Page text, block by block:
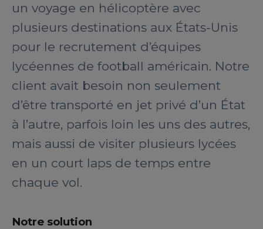
un voyage en hélicoptère avec
plusieurs destinations aux États-Unis
pour le recrutement d’équipes
lycéennes de football américain. Notre
client avait besoin non seulement
d’être transporté en jet privé d’un État
à l’autre, parfois loin les uns des autres,
mais aussi de visiter plusieurs lycées
en un court laps de temps entre
chaque vol.
Notre solution